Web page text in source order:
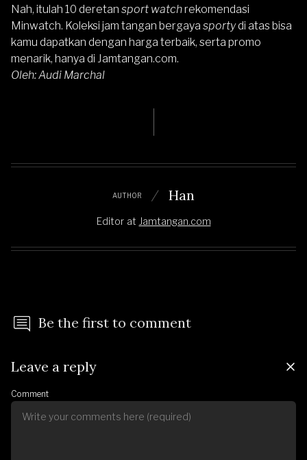
Nah, itulah 10 deretan sport watchrekomendasi
Minwatch. Koleksi jam tangan bergaya sportydi atas bisa
kamu dapatkan dengan harga terbaik, serta promo
menarik, hanya di Jamtangan.com.
Oleh: Audi Marchal
AUTHOR Han
Editor at Jamtangan.com
Be the first to comment
Leave a reply
Comment